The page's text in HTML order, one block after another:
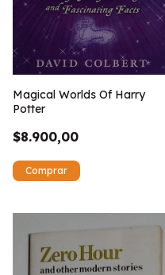
Magical Worlds Of Harry
Potter
$8.900,00